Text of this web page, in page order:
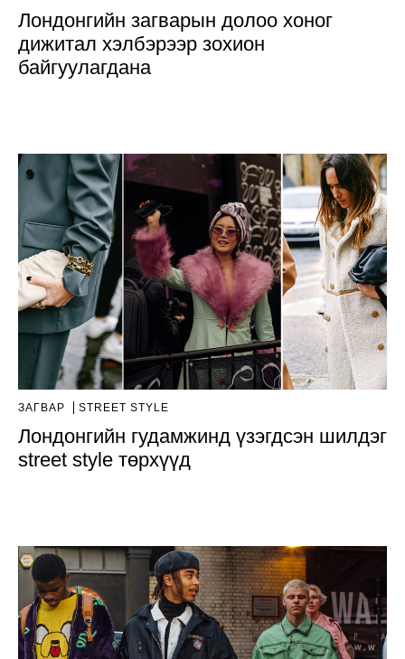
Лондонгийн загварын долоо хоног
дижитал хэлбэрээр зохион
байгуулагдана
ЗАГВАР STREET STYLE
Лондонгийн гудамжинд үзэгдсэн шилдэг
street style төрхүүд